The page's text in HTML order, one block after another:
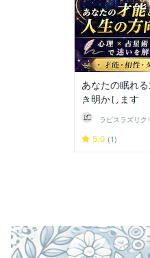
あなたの眠れ
き明かします
ラピスラズリク
5.0 (1)